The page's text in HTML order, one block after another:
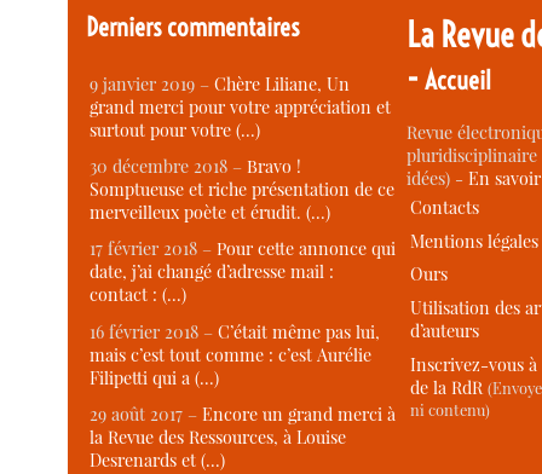
Derniers commentaires
9 janvier 2019 –Chère Liliane, Un
grand merci pour votre appréciation et
surtout pour votre (…)
30 décembre 2018 –Bravo !
Somptueuse et riche présentation de ce
merveilleux poète et érudit. (…)
17 février 2018 –Pour cette annonce qui
date, j’ai changé d’adresse mail :
contact : (…)
16 février 2018 –C’était même pas lui,
mais c’est tout comme : c’est Aurélie
Filipetti qui a (…)
29 août 2017 –Encore un grand merci à
la Revue des Ressources, à Louise
Desrenards et (…)
La Revue
-Accueil
Revue
idées) -En
Contacts
Mentions légales
Ours
Utilisation des
d’auteurs
Inscrivez-vous
de la RdR
ni contenu)